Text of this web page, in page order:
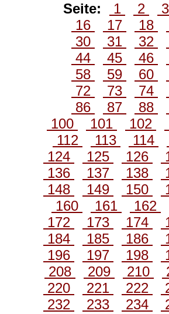
Seite: 1 2
16
17 18
30
31 32
44
45 46
58
59 60
72
73 74
86
87 88
100
101 102
112
113 114
124
125 126
136
137 138
148
149 150
160
161
162
172
173 174
184
185 186
196
197 198
208
209 210
220
221 222
232
233 234